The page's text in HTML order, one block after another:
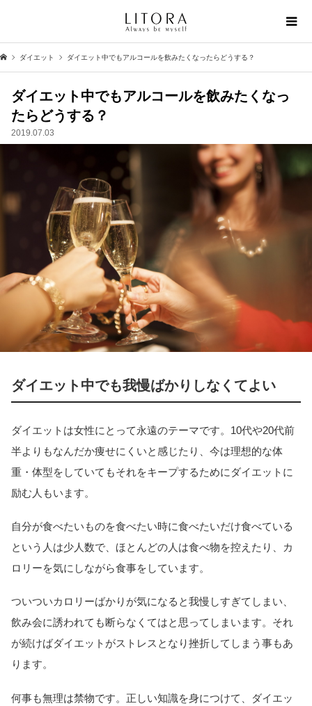
ダイエット ダイエット中でもアルコールを飲みたくなったらどうする？
ダイエット中でもアルコールを飲みたくなっ
たらどうする？
2019.07.03
ダイエット中でも我慢ばかりしなくてよい
ダイエットは女性にとって永遠のテーマです。10代や20代前
半よりもなんだか痩せにくいと感じたり、今は理想的な体
重・体型をしていてもそれをキープするためにダイエットに
励む人もいます。
自分が食べたいものを食べたい時に食べたいだけ食べている
という人は少人数で、ほとんどの人は食べ物を控えたり、カ
ロリーを気にしながら食事をしています。
ついついカロリーばかりが気になると我慢しすぎてしまい、
飲み会に誘われても断らなくてはと思ってしまいます。それ
が続けばダイエットがストレスとなり挫折してしまう事もあ
ります。
何事も無理は禁物です。正しい知識を身につけて、ダイエッ